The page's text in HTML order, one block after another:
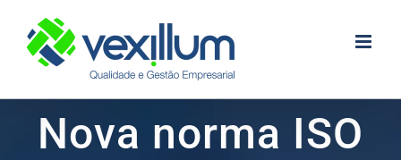
content
Nova norma ISO